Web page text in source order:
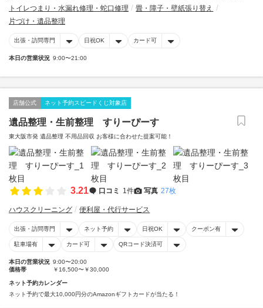
トイレつまり・水漏れ修理・蛇口修理
畳・障子・壁紙張り替え
片づけ・遺品整理
出張・訪問専門 日祝OK カード可
本日の営業状況 9:00〜21:00
店舗公式 ネット予約スピードくじ対象店
遺品整理・生前整理 すりーぴーす
東大阪市発 遺品整理 不用品回収 お客様に合わせた提案可能！
3.21 口コミ 1件 写真 27枚
ハウスクリーニング 便利屋・代行サービス
出張・訪問専門 ネット予約 日祝OK クーポン有
駐車場有 カード可 QRコード決済可
本日の営業状況 9:00〜20:00
価格帯
￥16,500〜￥30,000
ネット予約カレンダー
ネット予約で最大10,000円分のAmazonギフトカードが当たる！